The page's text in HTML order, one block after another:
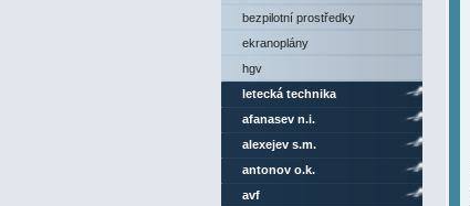
bezpilotní prostředky
ekranoplány
hgv
letecká technika
afanasev n.i.
alexejev s.m.
antonov o.k.
avf